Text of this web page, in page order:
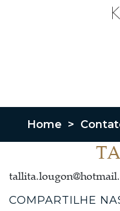
Home >
COMPARTILHE